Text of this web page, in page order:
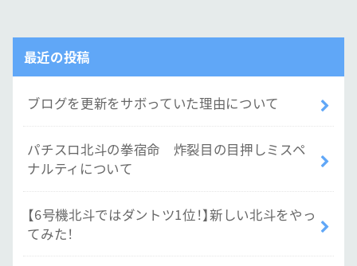
最近の投稿
ブログを更新をサボっていた理由について
パチスロ北斗の拳宿命 炸裂目の目押しミスペ
ナルティについて
【6号機北斗ではダントツ1位！】新しい北斗をやっ
てみた！